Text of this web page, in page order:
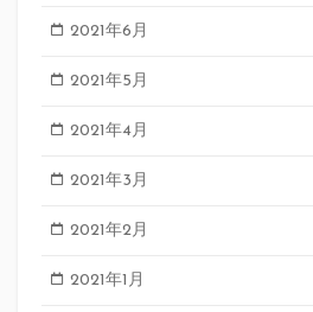
2021年6月
2021年5月
2021年4月
2021年3月
2021年2月
2021年1月